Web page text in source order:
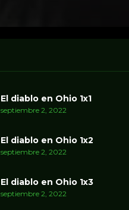
El diablo en Ohio 1x1
septiembre 2, 2022
El diablo en Ohio 1x2
septiembre 2, 2022
El diablo en Ohio 1x3
septiembre 2, 2022